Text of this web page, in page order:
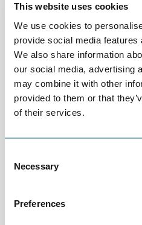
This website uses cookies
We use cookies to
provide social media features
We also share information
our social media, advertising
may combine it with other
provided to them or that
of their services.
Selection
Necessary
Preferences
Det er klyngene NODE, Eyde,
står bak dette forumet som nylig
Møtene skal være et lavterskel-
sosialt innhold (mingling og mat)
Målgruppen er alle som har et
eller som er generelt interessert
alle bedrifter og organisasjoner på
Bli kjent runde
Foredrag: Det er mulig å
konsekvenser av